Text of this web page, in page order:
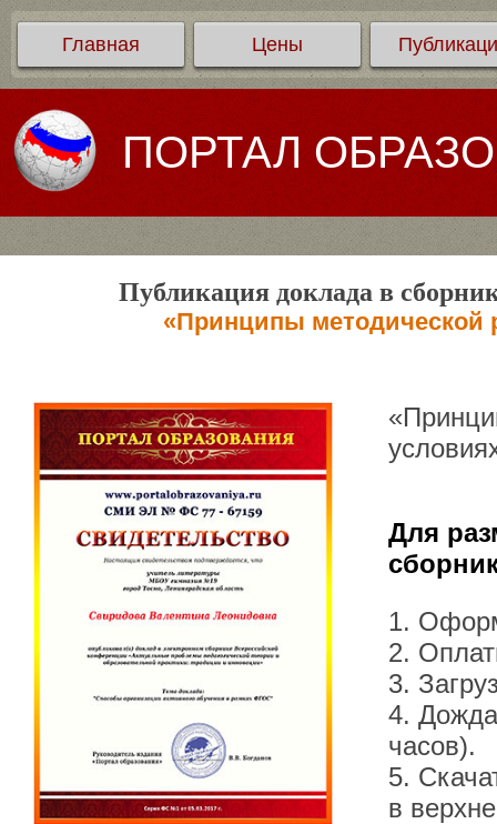
Главная Цены
ПОРТАЛ
Публикация доклада в
«Принципы методической
Для
1.
2.
3.
4.
часов).
5.
в